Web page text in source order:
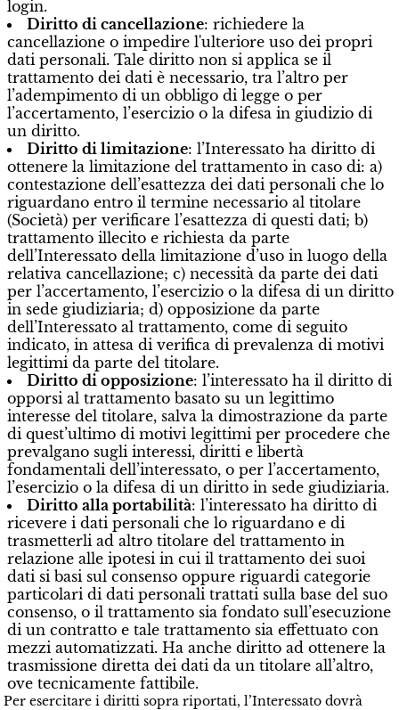
login.
Diritto di cancellazione: richiedere la
cancellazione o impedire l'ulteriore uso dei propri
dati personali. Tale diritto non si applica se il
trattamento dei dati è necessario, tra l’altro per
l’adempimento di un obbligo di legge o per
l’accertamento, l’esercizio o la difesa in giudizio di
un diritto.
Diritto di limitazione: l’Interessato ha diritto di
ottenere la limitazione del trattamento in caso di: a)
contestazione dell’esattezza dei dati personali che lo
riguardano entro il termine necessario al titolare
(Società) per verificare l’esattezza di questi dati; b)
trattamento illecito e richiesta da parte
dell’Interessato della limitazione d’uso in luogo della
relativa cancellazione; c) necessità da parte dei dati
per l’accertamento, l’esercizio o la difesa di un diritto
in sede giudiziaria; d) opposizione da parte
dell’Interessato al trattamento, come di seguito
indicato, in attesa di verifica di prevalenza di motivi
legittimi da parte del titolare.
Diritto di opposizione: l’interessato ha il diritto di
opporsi al trattamento basato su un legittimo
interesse del titolare, salva la dimostrazione da parte
di quest’ultimo di motivi legittimi per procedere che
prevalgano sugli interessi, diritti e libertà
fondamentali dell’interessato, o per l’accertamento,
l’esercizio o la difesa di un diritto in sede giudiziaria.
Diritto alla portabilità: l’interessato ha diritto di
ricevere i dati personali che lo riguardano e di
trasmetterli ad altro titolare del trattamento in
relazione alle ipotesi in cui il trattamento dei suoi
dati si basi sul consenso oppure riguardi categorie
particolari di dati personali trattati sulla base del suo
consenso, o il trattamento sia fondato sull’esecuzione
di un contratto e tale trattamento sia effettuato con
mezzi automatizzati. Ha anche diritto ad ottenere la
trasmissione diretta dei dati da un titolare all’altro,
ove tecnicamente fattibile.
Per esercitare i diritti sopra riportati, l’Interessato dovrà